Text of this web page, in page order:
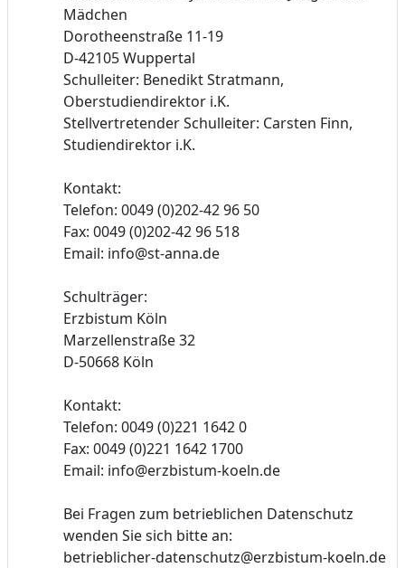
Mädchen
Dorotheenstraße 11-19
D-42105 Wuppertal
Schulleiter: Benedikt Stratmann,
Oberstudiendirektor i.K.
Stellvertretender Schulleiter: Carsten Finn,
Studiendirektor i.K.
Kontakt:
Telefon: 0049 (0)202-42 96 50
Fax: 0049 (0)202-42 96 518
Email: info@st-anna.de
Schulträger:
Erzbistum Köln
Marzellenstraße 32
D-50668 Köln
Kontakt:
Telefon: 0049 (0)221 1642 0
Fax: 0049 (0)221 1642 1700
Email: info@erzbistum-koeln.de
Bei Fragen zum betrieblichen Datenschutz
wenden Sie sich bitte an:
betrieblicher-datenschutz@erzbistum-koeln.de